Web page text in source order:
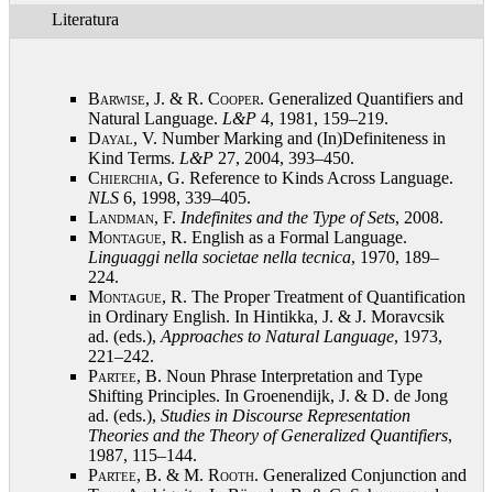
Literatura
Barwise, J. & R. Cooper. Generalized Quantifiers and
Natural Language. L&P 4, 1981, 159–219.
Dayal, V. Number Marking and (In)Definiteness in
Kind Terms. L&P 27, 2004, 393–450.
Chierchia, G. Reference to Kinds Across Language.
NLS 6, 1998, 339–405.
Landman, F. Indefinites and the Type of Sets, 2008.
Montague, R. English as a Formal Language.
Linguaggi nella societae nella tecnica, 1970, 189–
224.
Montague, R. The Proper Treatment of Quantification
in Ordinary English. In Hintikka, J. & J. Moravcsik
ad. (eds.), Approaches to Natural Language, 1973,
221–242.
Partee, B. Noun Phrase Interpretation and Type
Shifting Principles. In Groenendijk, J. & D. de Jong
ad. (eds.), Studies in Discourse Representation
Theories and the Theory of Generalized Quantifiers,
1987, 115–144.
Partee, B. & M. Rooth. Generalized Conjunction and